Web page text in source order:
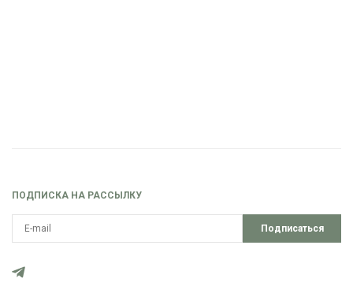
ПОДПИСКА НА РАССЫЛКУ
Подписаться